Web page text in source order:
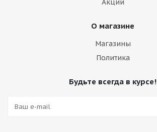
Акции
О магазине
Магазины
Политика
Будьте всегда в курсе!